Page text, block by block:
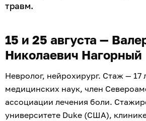
травм.
15 и 25 августа —
Николаевич Нагорный
Невролог, нейрохирург. Стаж — 17
медицинских наук, член
ассоциации лечения боли.
университете Duke (США),